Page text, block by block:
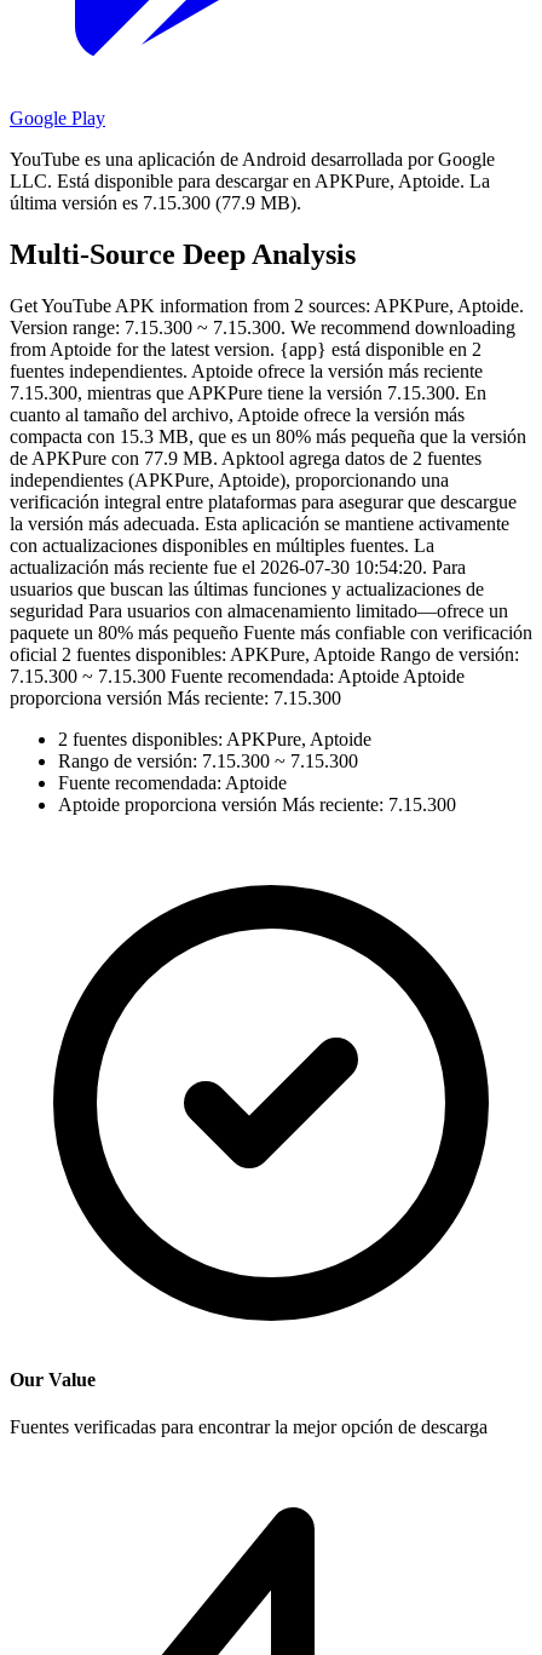
Google Play
YouTube es una aplicación de Android desarrollada por Google
LLC. Está disponible para descargar en APKPure, Aptoide. La
última versión es 7.15.300 (77.9 MB).
Multi-Source Deep Analysis
Get YouTube APK information from 2 sources: APKPure, Aptoide.
Version range: 7.15.300 ~ 7.15.300. We recommend downloading
from Aptoide for the latest version. {app} está disponible en 2
fuentes independientes. Aptoide ofrece la versión más reciente
7.15.300, mientras que APKPure tiene la versión 7.15.300. En
cuanto al tamaño del archivo, Aptoide ofrece la versión más
compacta con 15.3 MB, que es un 80% más pequeña que la versión
de APKPure con 77.9 MB. Apktool agrega datos de 2 fuentes
independientes (APKPure, Aptoide), proporcionando una
verificación integral entre plataformas para asegurar que descargue
la versión más adecuada. Esta aplicación se mantiene activamente
con actualizaciones disponibles en múltiples fuentes. La
actualización más reciente fue el 2026-07-30 10:54:20. Para
usuarios que buscan las últimas funciones y actualizaciones de
seguridad Para usuarios con almacenamiento limitado—ofrece un
paquete un 80% más pequeño Fuente más confiable con verificación
oficial 2 fuentes disponibles: APKPure, Aptoide Rango de versión:
7.15.300 ~ 7.15.300 Fuente recomendada: Aptoide Aptoide
proporciona versión Más reciente: 7.15.300
2 fuentes disponibles: APKPure, Aptoide
Rango de versión: 7.15.300 ~ 7.15.300
Fuente recomendada: Aptoide
Aptoide proporciona versión Más reciente: 7.15.300
Our Value
Fuentes verificadas para encontrar la mejor opción de descarga